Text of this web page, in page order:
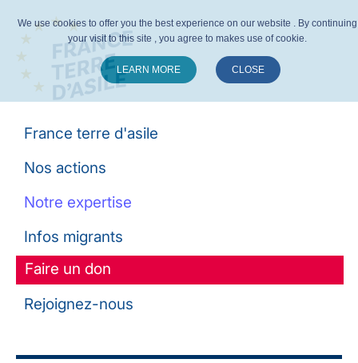
France terre d'asile
Nos actions
Notre expertise
Infos migrants
Faire un don
Rejoignez-nous
We use cookies to offer you the best experience on our website . By continuing
your visit to this site , you agree to makes use of cookie.
LEARN MORE CLOSE